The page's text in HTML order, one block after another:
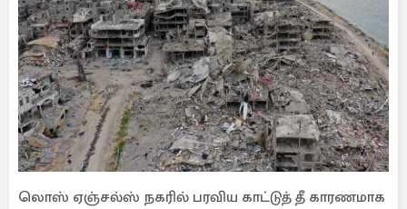
லொஸ் ஏஞ்சல்ஸ் நகரில் பரவிய காட்டுத் தீ காரணமாக